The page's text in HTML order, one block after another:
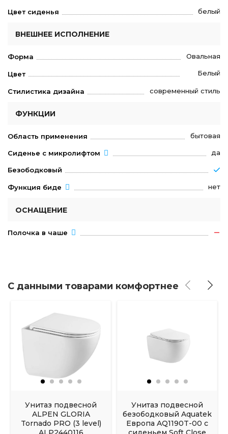
Цвет сиденья белый
ВНЕШНЕЕ ИСПОЛНЕНИЕ
Форма Овальная
Цвет Белый
Стилистика дизайна современный стиль
ФУНКЦИИ
Область применения бытовая
Сиденье с микролифтом да
Безободковый
Функция биде нет
ОСНАЩЕНИЕ
Полочка в чаше
С данными товарами комфортнее
Унитаз подвесной
ALPEN GLORIA
Tornado PRO (3 level)
Унитаз подвесной
безободковый Aquatek
Европа AQ1190T-00 с